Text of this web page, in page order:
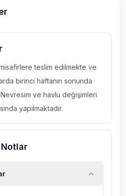
teslim edilmekte ve
birinci haftanın sonunda
Nevresim ve havlu değişimleri
yapılmaktadır.